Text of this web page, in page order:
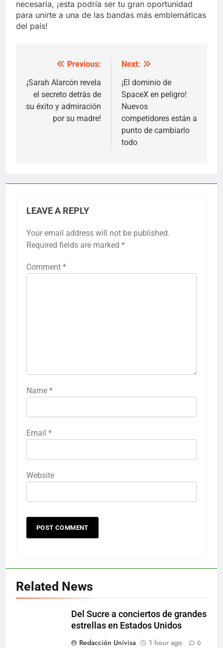
necesaria, ¡esta podría ser tu gran oportunidad
para unirte a una de las bandas más emblemáticas
del país!
navigation
Previous:
¡Sarah Alarcón revela
el secreto detrás de
su éxito y admiración
por su madre!
Next:
¡El dominio de
SpaceX en peligro!
Nuevos
competidores están a
punto de cambiarlo
todo
LEAVE A REPLY
Your email address will not be published.
Required fields are marked *
Comment *
Name *
Email *
Website
Related News
Del Sucre a conciertos de grandes
estrellas en Estados Unidos
Redacción Univisa
1 hour ago 0